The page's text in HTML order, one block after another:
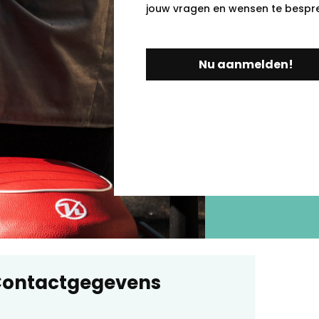
jouw vragen en wensen te
Nu aanmelden!